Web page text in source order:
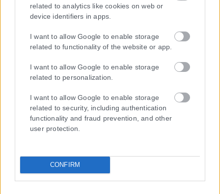
related to analytics like cookies on web or
device identifiers in apps.
I want to allow Google to enable storage
related to functionality of the website or app.
I want to allow Google to enable storage
related to personalization.
I want to allow Google to enable storage
related to security, including authentication
functionality and fraud prevention, and other
user protection.
CONFIRM
ΕΝΗΜΕΡΩΣΟΥ ΠΡΩΤΟΣ